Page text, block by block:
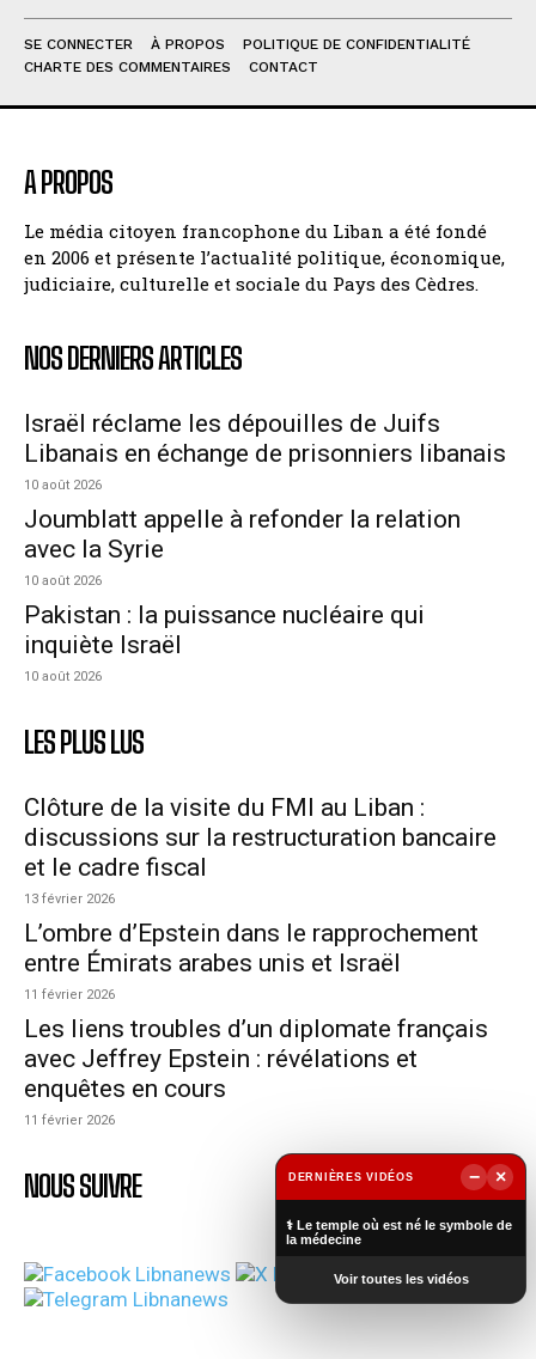
SE CONNECTER À PROPOS
POLITIQUE DE CONFIDENTIALITÉ
CHARTE DES COMMENTAIRES
CONTACT
A PROPOS
Le média citoyen francophone du Liban a été fondé
en 2006 et présente l’actualité politique, économique,
judiciaire, culturelle et sociale du Pays des Cèdres.
NOS DERNIERS ARTICLES
Israël réclame les dépouilles de Juifs
Libanais en échange de prisonniers libanais
10 août 2026
Joumblatt appelle à refonder la relation
avec la Syrie
10 août 2026
Pakistan : la puissance nucléaire qui
inquiète Israël
10 août 2026
LES PLUS LUS
Clôture de la visite du FMI au Liban :
discussions sur la restructuration bancaire
et le cadre fiscal
13 février 2026
L’ombre d’Epstein dans le rapprochement
entre Émirats arabes unis et Israël
11 février 2026
Les liens troubles d’un diplomate français
avec Jeffrey Epstein : révélations et
enquêtes en cours
11 février 2026
NOUS SUIVRE DERNIÈRES VIDÉOS −
×
⚕️ Le temple où est né le symbole de
la médecine
Voir toutes les vidéos